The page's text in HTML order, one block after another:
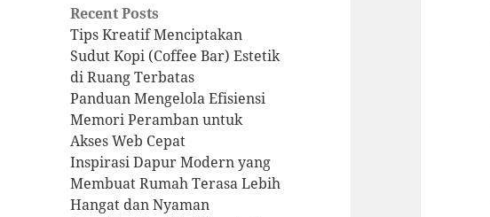
Recent Posts
Tips Kreatif Menciptakan
Sudut Kopi (Coffee Bar) Estetik
di Ruang Terbatas
Panduan Mengelola Efisiensi
Memori Peramban untuk
Akses Web Cepat
Inspirasi Dapur Modern yang
Membuat Rumah Terasa Lebih
Hangat dan Nyaman